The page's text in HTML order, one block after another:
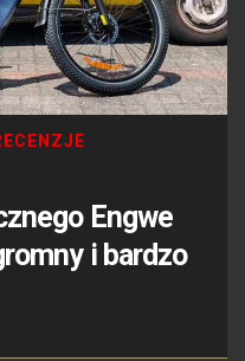
Engwe
i bardzo